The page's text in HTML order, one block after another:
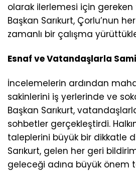
olarak ilerlemesi için
Başkan Sarıkurt, Çorlu’nun
zamanlı bir çalışma
Esnaf ve Vatandaşlarla
İncelemelerin ardından
sakinlerini iş yerlerinde ve
Başkan Sarıkurt,
sohbetler gerçekleştirdi.
taleplerini büyük bir dikkatle
Sarıkurt, gelen her geri
geleceği adına büyük önem